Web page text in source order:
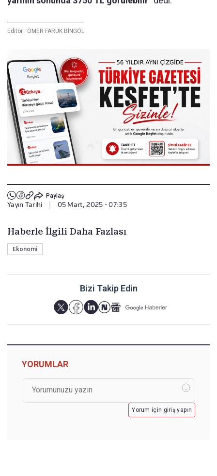
Editör : ÖMER FARUK BİNGÖL
Paylaş
Yayın Tarihi 05 Mart, 2025 - 07:35
Haberle İlgili Daha Fazlası
Ekonomi
Bizi Takip Edin
YORUMLAR
Yorum için giriş yapın